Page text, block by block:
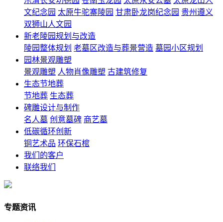
文纪念园 太原牛驼寨陵园 甘肃卧龙岗纪念园 贵州遵义
双狮山人文园
新老陵园规划与改造
陵园整体规划 老墓区改造与葬景营造 墓园小区规划
园林景观雕塑
景观雕塑 人物肖像雕塑 古建筑修复
生态节地葬
节地葬 生态葬
碑雕设计与制作
名人墓 创意墓碑 商艺墓
低碳循环创新
铜艺术品 环保石棺
我们的客户
联络我们
专题资讯